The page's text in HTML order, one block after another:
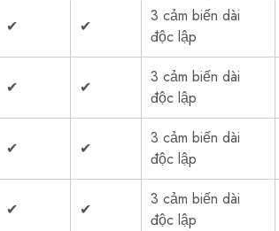
✔ ✔
3 cảm biến dài
độc lập
✔ ✔
3 cảm biến dài
độc lập
✔ ✔
3 cảm biến dài
độc lập
✔ ✔
3 cảm biến dài
độc lập